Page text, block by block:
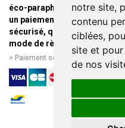
notre site,
contenu
ciblées,
site et
de nos
éco-parapharmacie.fr offre
un paiement entièrement
sécurisé, quel que soit le
mode de règlement
Paiement sécurisé et simple